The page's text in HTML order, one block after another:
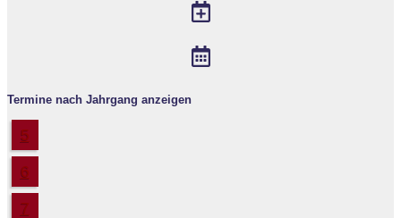
Termine nach Jahrgang anzeigen
5
6
7